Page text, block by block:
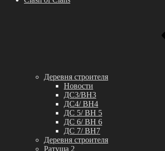
Деревня строителя
Новости
ДС3/BH3
ДС4/ BH4
ДС 5/ BH 5
ДС 6/ BH 6
ДС 7/ BH7
Деревня строителя
Ратуша 2